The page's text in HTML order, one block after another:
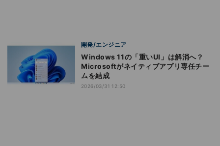
開発/エンジニア
Windows 11の「重いUI」は解消へ？
Microsoftがネイティブアプリ専任チー
ムを結成
2026/03/31 12:50